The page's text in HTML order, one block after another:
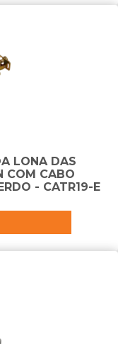
LONA DAS
COM CABO
- CATR19-E